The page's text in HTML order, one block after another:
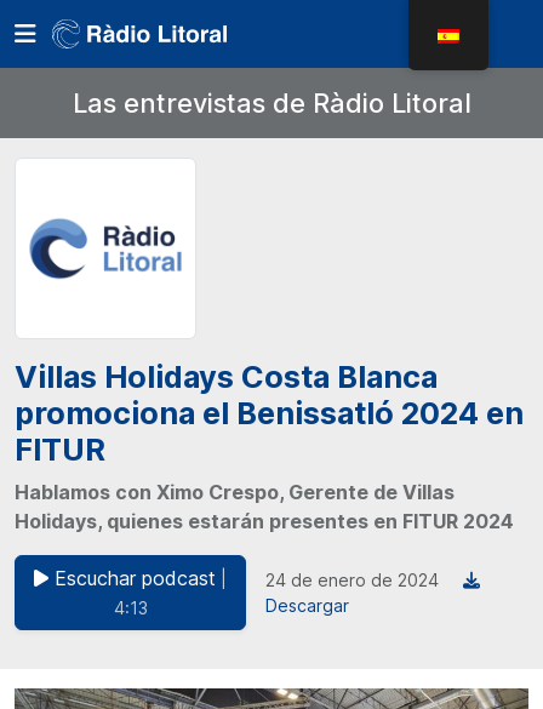
Las entrevistas de Ràdio Litoral
Villas Holidays Costa Blanca
promociona el Benissatló 2024 en
FITUR
Hablamos con Ximo Crespo, Gerente de Villas
Holidays, quienes estarán presentes en FITUR 2024
Escuchar podcast
4:13
24 de enero de 2024
Descargar